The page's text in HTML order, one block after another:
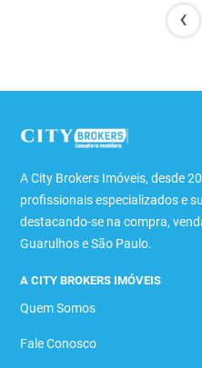
‹
A City Brokers Imóveis, desde
profissionais especializados e
destacando-se na compra,
Guarulhos e São Paulo.
A CITY BROKERS IMÓVEIS
Quem Somos
Fale Conosco